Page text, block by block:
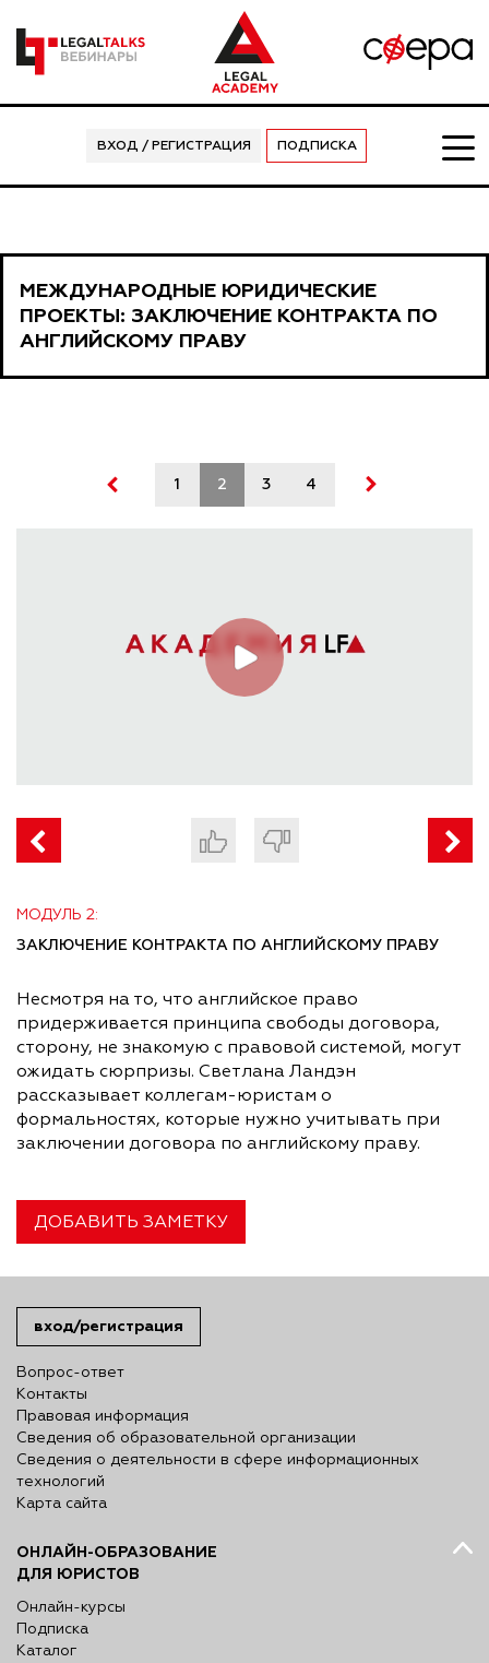
ВХОД / РЕГИСТРАЦИЯ ПОДПИСКА
МЕЖДУНАРОДНЫЕ ЮРИДИЧЕСКИЕ
ПРОЕКТЫ: ЗАКЛЮЧЕНИЕ КОНТРАКТА ПО
АНГЛИЙСКОМУ ПРАВУ
1 2 3 4
МОДУЛЬ 2:
ЗАКЛЮЧЕНИЕ КОНТРАКТА ПО АНГЛИЙСКОМУ ПРАВУ
Несмотря на то, что английское право
придерживается принципа свободы договора,
сторону, не знакомую с правовой системой, могут
ожидать сюрпризы. Светлана Ландэн
рассказывает коллегам-юристам о
формальностях, которые нужно учитывать при
заключении договора по английскому праву.
ДОБАВИТЬ ЗАМЕТКУ
вход/регистрация
Вопрос-ответ
Контакты
Правовая информация
Сведения об образовательной организации
Сведения о деятельности в сфере информационных
технологий
Карта сайта
ОНЛАЙН-ОБРАЗОВАНИЕ
ДЛЯ ЮРИСТОВ
Онлайн-курсы
Подписка
Каталог